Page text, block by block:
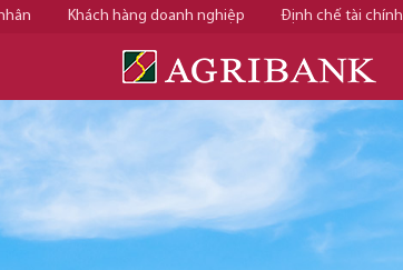
Khách hàng doanh nghiệp Định chế tài chính